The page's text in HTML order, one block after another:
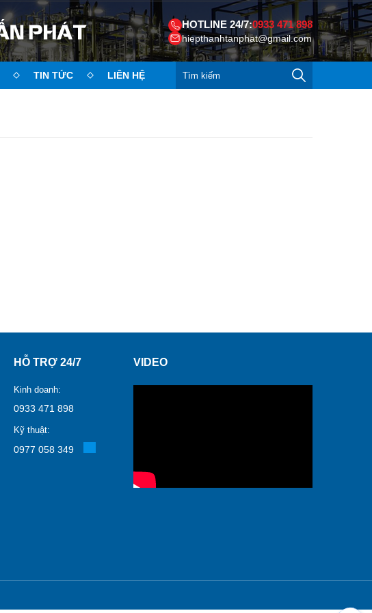
HOTLINE 24/7:0933 471 898
hiepthanhtanphat@gmail.com
TIN TỨC LIÊN HỆ
HỖ TRỢ 24/7
Kinh doanh:
0933 471 898
Kỹ thuật:
0977 058 349
VIDEO